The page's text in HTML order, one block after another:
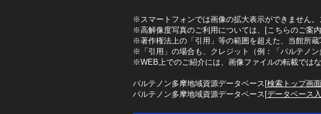
※スマートフォンでは画像の拡大表示ができません
※高解像度写真のご利用については、[こちらのご案
※著作権法上の「引用」等の範囲を超えた、当館所
※「引用」の場合も、クレジット（例：「パルテノ
※WEB上でのご紹介には、画像ファイルの転載では
パルテノン多摩地域資源データベース[検索トップ画
パルテノン多摩地域資源データベース[データベース